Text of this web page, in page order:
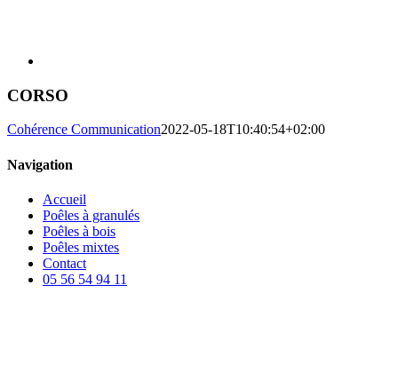
CORSO
Cohérence Communication2022-05-18T10:40:54+02:00
Navigation
Accueil
Poêles à granulés
Poêles à bois
Poêles mixtes
Contact
05 56 54 94 11